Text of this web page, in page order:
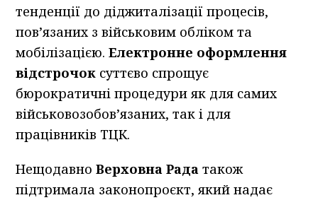
тенденції до діджиталізації процесів,
пов’язаних з військовим обліком та
мобілізацією.Електронне оформлення
відстрочок суттєво спрощує
бюрократичні процедури як для самих
військовозобов’язаних, так і для
працівників ТЦК.
НещодавноВерховна Рада також
підтримала законопроєкт, який надає